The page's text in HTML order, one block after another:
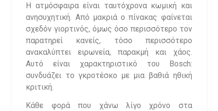
Η ατμόσφαιρα είναι ταυτόχρονα κωμική και
ανησυχητική. Από μακριά ο πίνακας φαίνεται
σχεδόν γιορτινός, όμως όσο περισσότερο τον
παρατηρεί κανείς, τόσο περισσότερο
ανακαλύπτει ειρωνεία, παρακμή και χάος.
Αυτό είναι χαρακτηριστικό του Bosch:
συνδυάζει το γκροτέσκο με μια βαθιά ηθική
κριτική.
Κάθε φορά που χάνω λίγο χρόνο στα